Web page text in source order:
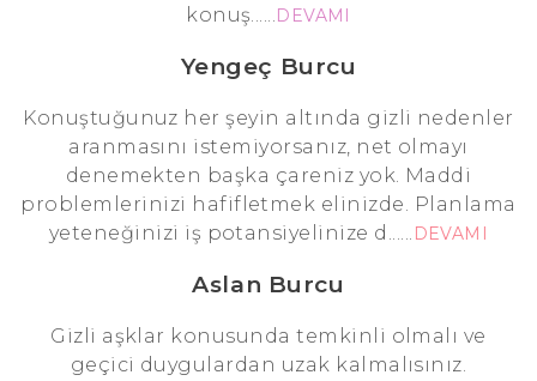
konuş......DEVAMI
Yengeç Burcu
Konuştuğunuz her şeyin altında gizli nedenler
aranmasını istemiyorsanız, net olmayı
denemekten başka çareniz yok. Maddi
problemlerinizi hafifletmek elinizde. Planlama
yeteneğinizi iş potansiyelinize d...... DEVAMI
Aslan Burcu
Gizli aşklar konusunda temkinli olmalı ve
geçici duygulardan uzak kalmalısınız.